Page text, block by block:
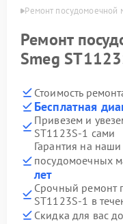
Ремонт посудомоечной
Ремонт
Smeg
Стоимость
Бесплатная
Привезем и
ST1123S-1 сами
Гарантия на
посудомоечных
лет
Срочный ремонт
ST1123S-1 в
Скидка для вас до